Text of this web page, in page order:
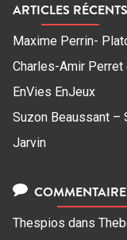
ARTICLES RÉCENTS
Maxime Perrin-
Charles-Amir
EnVies EnJeux
Suzon Beaussant –
Jarvin
Thespios dans